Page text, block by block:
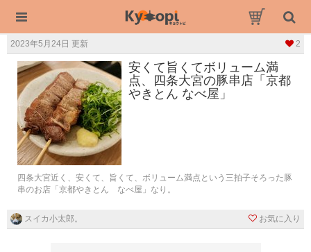
2023年5月24日 更新 2
安くて旨くてボリューム満
点、四条大宮の豚串店「京都
やきとん なべ屋」
四条大宮近く、安くて、旨くて、ボリューム満点という三拍子そろった豚
串のお店「京都やきとん なべ屋」なり。
スイカ小太郎。 お気に入り